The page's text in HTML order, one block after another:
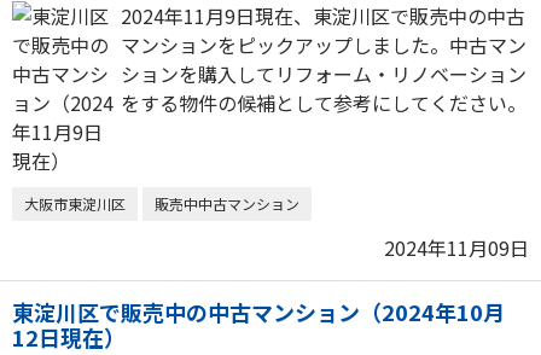
2024年11月9日現在、東淀川区で販売中の中古
マンションをピックアップしました。中古マン
ションを購入してリフォーム・リノベーション
をする物件の候補として参考にしてください。
大阪市東淀川区 販売中中古マンション
2024年11月09日
東淀川区で販売中の中古マンション（2024年10月
12日現在）